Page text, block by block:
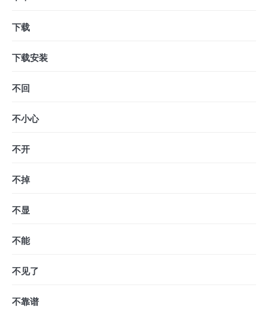
下载
下载安装
不回
不小心
不开
不掉
不显
不能
不见了
不靠谱